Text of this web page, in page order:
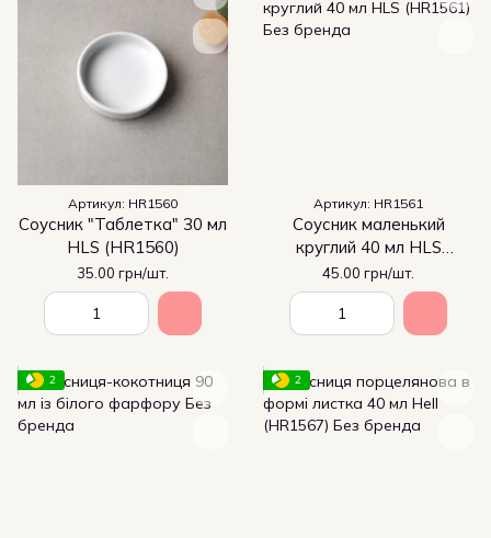
Артикул: HR1560
Соусник "Таблетка" 30 мл
HLS (HR1560)
35.00 грн/шт.
Артикул: HR1561
Соусник маленький
круглий 40 мл HLS
(HR1561)
45.00 грн/шт.
2 2